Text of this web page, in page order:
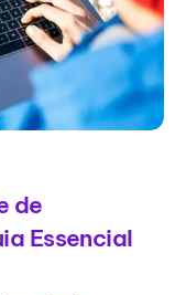
de
Essencial